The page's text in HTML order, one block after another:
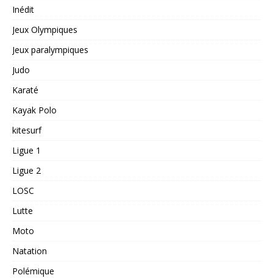
Inédit
Jeux Olympiques
Jeux paralympiques
Judo
Karaté
Kayak Polo
kitesurf
Ligue 1
Ligue 2
LOSC
Lutte
Moto
Natation
Polémique